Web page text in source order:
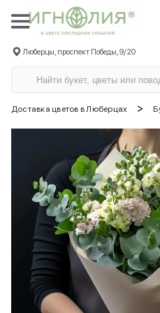
Люберцы, проспект Победы, 9/20
Доставка цветов в Люберцах >